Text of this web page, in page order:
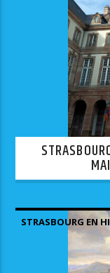
STRASBOURG EN